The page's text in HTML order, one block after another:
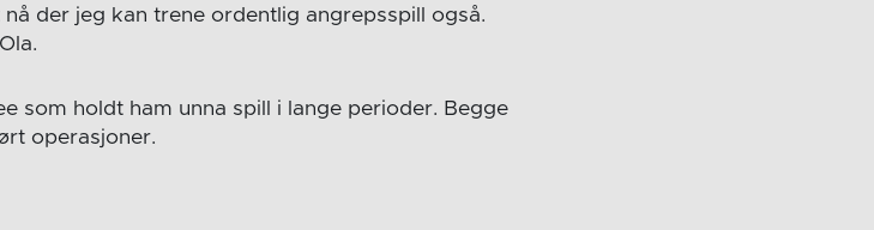
der jeg kan trene ordentlig angrepsspill også.
som holdt ham unna spill i lange perioder. Begge
operasjoner.